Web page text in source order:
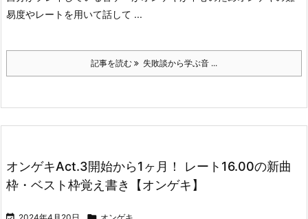
易度やレートを用いて話して ...
記事を読む 失敗談から学ぶ音 ...
オンゲキAct.3開始から1ヶ月！ レート16.00の新曲
枠・ベスト枠覚え書き【オンゲキ】